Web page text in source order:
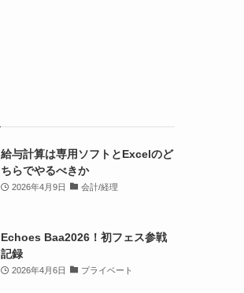
給与計算は専用ソフトとExcelのど
ちらでやるべきか
2026年4月9日 会計/経理
Echoes Baa2026！初フェス参戦
記録
2026年4月6日 プライベート